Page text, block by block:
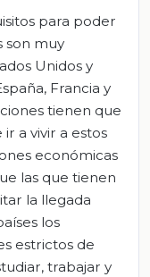
para poder
son muy
Unidos y
Francia y
tienen que
a vivir a estos
económicas
las que tienen
la llegada
los
estrictos de
trabajar y